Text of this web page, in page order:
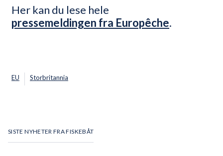
Her kan du lese hele
pressemeldingen fra Europêche.
EU Storbritannia
SISTE NYHETER FRA FISKEBÅT